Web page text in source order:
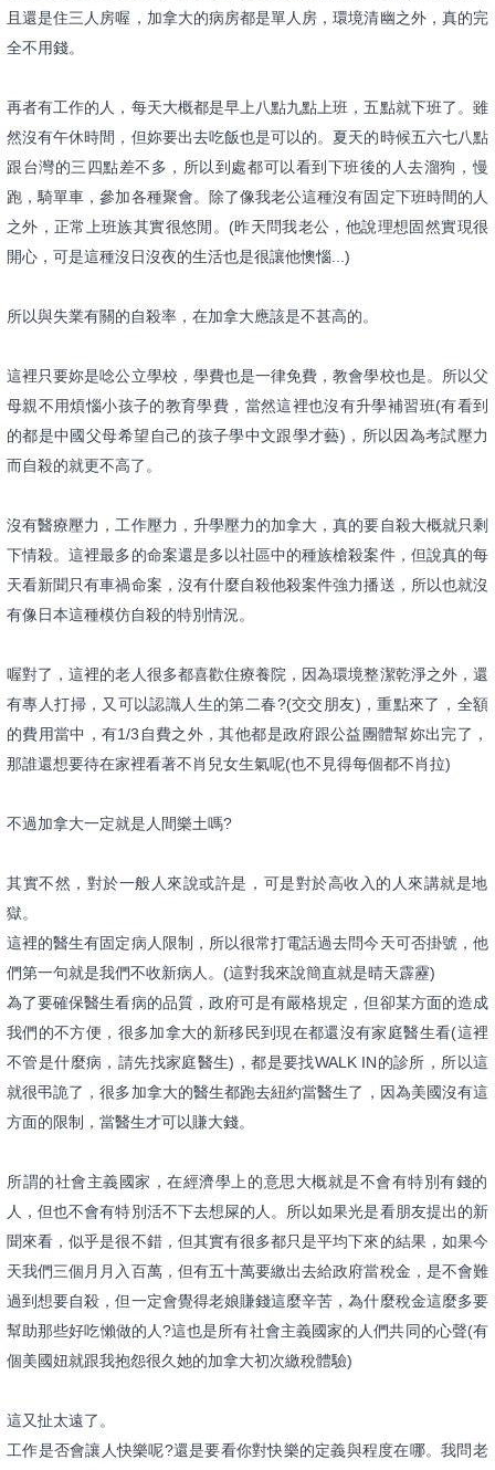
且還是住三人房喔，加拿大的病房都是單人房，環境清幽之外， 真的完
全不用錢。
再者有工作的人，每天大概都是早上八點九點上班，五點就下班了。 雖
然沒有午休時間，但妳要出去吃飯也是可以的。夏天的時候五六七八點
跟台灣的三四點差不多，所以到處都可以看到下班後的人去溜狗 ，慢
跑，騎單車，參加各種聚會。除了像我老公這種沒有固定下班時間的人
之外，正常上班族其實很悠閒。(昨天問我老公，他說理想固然實現很
開心，可是這種沒日沒夜的生活也是很讓他懊惱...)
所以與失業有關的自殺率，在加拿大應該是不甚高的。
這裡只要妳是唸公立學校，學費也是一律免費，教會學校也是。所以父
母親不用煩惱小孩子的教育學費，當然這裡也沒有升學補習班(有看到
的都是中國父母希望自己的孩子學中文跟學才藝)，所以因為考試壓力
而自殺的就更不高了。
沒有醫療壓力，工作壓力，升學壓力的加拿大，真的要自殺大概就只剩
下情殺。這裡最多的命案還是多以社區中的種族槍殺案件，但說真的每
天看新聞只有車禍命案，沒有什麼自殺他殺案件強力播送，所以也就沒
有像日本這種模仿自殺的特別情況。
喔對了，這裡的老人很多都喜歡住療養院，因為環境整潔乾淨之外， 還
有專人打掃，又可以認識人生的第二春?(交交朋友)，重點來了 ，全額
的費用當中，有1/3自費之外，其他都是政府跟公益團體幫妳出完了，
那誰還想要待在家裡看著不肖兒女生氣呢(也不見得每個都不肖拉)
不過加拿大一定就是人間樂土嗎?
其實不然，對於一般人來說或許是，可是對於高收入的人來講就是地
獄。
這裡的醫生有固定病人限制，所以很常打電話過去問今天可否掛號， 他
們第一句就是我們不收新病人。(這對我來說簡直就是晴天霹靂)
為了要確保醫生看病的品質，政府可是有嚴格規定，但卻某方面的造成
我們的不方便，很多加拿大的新移民到現在都還沒有家庭醫生看(這裡
不管是什麼病，請先找家庭醫生)，都是要找WALK IN的診所，所以這
就很弔詭了，很多加拿大的醫生都跑去紐約當醫生了，因為美國沒有這
方面的限制，當醫生才可以賺大錢。
所謂的社會主義國家，在經濟學上的意思大概就是不會有特別有錢的
人，但也不會有特別活不下去想屎的人。所以如果光是看朋友提出的新
聞來看，似乎是很不錯，但其實有很多都只是平均下來的結果，如果今
天我們三個月月入百萬，但有五十萬要繳出去給政府當稅金，是不會難
過到想要自殺，但一定會覺得老娘賺錢這麼辛苦，為什麼稅金這麼多要
幫助那些好吃懶做的人?這也是所有社會主義國家的人們共同的心聲(有
個美國妞就跟我抱怨很久她的加拿大初次繳稅體驗)
這又扯太遠了。
工作是否會讓人快樂呢?還是要看你對快樂的定義與程度在哪。我問老